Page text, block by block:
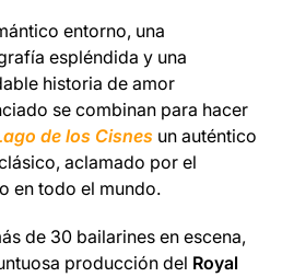
entorno, una
espléndida y una
historia de amor
se combinan para hacer
de los Cisnes un auténtico
aclamado por el
en todo el mundo.
de 30 bailarines en escena,
producción del Royal